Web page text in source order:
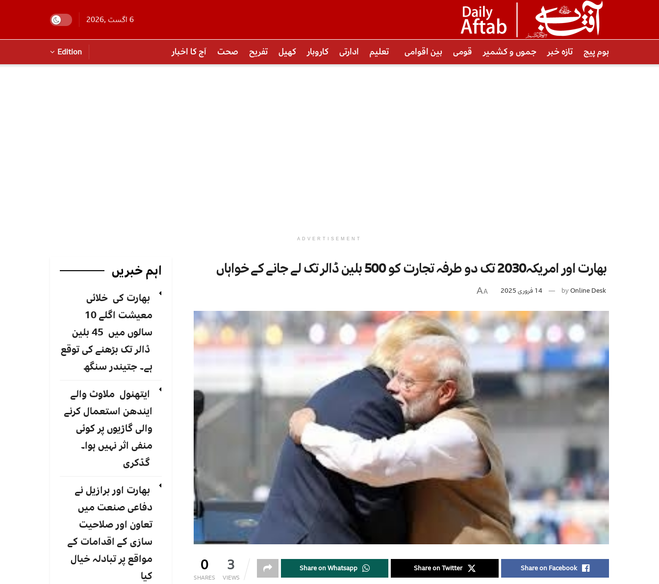
6 اگست ,2026
ہوم پیج تازہ خبر جموں و کشمیر قومی بین اقوامی تعلیم ادارتی کاروبار کھیل تفریح صحت آج کا اخبار Edition
ADVERTISEMENT
بھارت اور امریکہ2030 تک دو طرفہ تجارت کو 500 بلین ڈالر تک لے جانے کے خواہاں
byOnline Desk 14 فروری 2025 A
A
0
SHARES
3
VIEWS
Share on Facebook
Share on Twitter
Share on Whatsapp
اہم خبریں
بھارت کی خلائی
معیشت اگلے 10
سالوں میں 45 بلین
ڈالر تک بڑھنے کی توقع
ہے۔ جتیندر سنگھ
ایتھنول ملاوٹ والے
ایندھن استعمال کرنے
والی گاڑیوں پر کوئی
منفی اثر نہیں ہوا۔
گڈکری
بھارت اور برازیل نے
دفاعی صنعت میں
تعاون اور صلاحیت
سازی کے اقدامات کے
مواقع پر تبادلہ خیال
کیا